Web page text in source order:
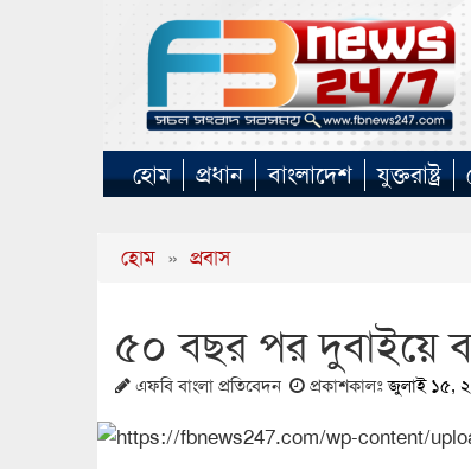
হোম প্রধান বাংলাদেশ যুক্তরাষ্ট্র
হোম » প্রবাস
৫০ বছর পর দুবাইয়ে
এফবি বাংলা প্রতিবেদন প্রকাশকালঃজুলাই ১৫,